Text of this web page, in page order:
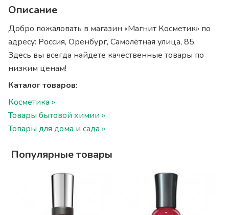
Описание
Добро пожаловать в магазин «Магнит Косметик» по
адресу: Россия, Оренбург, Самолётная улица, 85.
Здесь вы всегда найдете качественные товары по
низким ценам!
Каталог товаров:
Косметика »
Товары бытовой химии »
Товары для дома и сада »
Популярные товары